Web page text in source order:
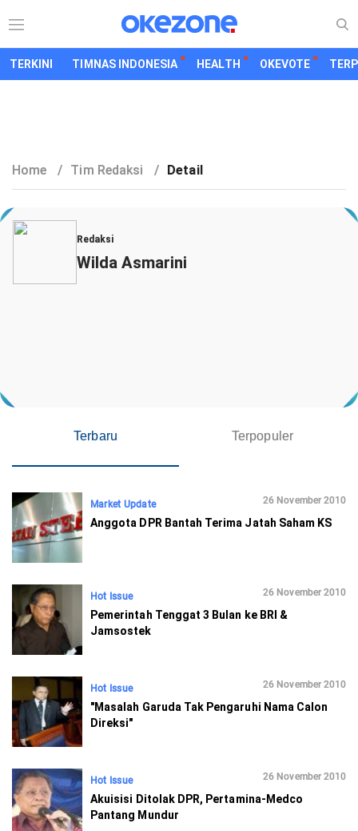
TERKINI TIMNAS INDONESIA HEALTH OKEVOTE
Home / Tim Redaksi / Detail
Redaksi
Wilda Asmarini
Terbaru Terpopuler
Market Update 26 November 2010
Anggota DPR Bantah Terima Jatah Saham KS
Hot Issue 26 November 2010
Pemerintah Tenggat 3 Bulan ke BRI &
Jamsostek
Hot Issue 26 November 2010
"Masalah Garuda Tak Pengaruhi Nama Calon
Direksi"
Hot Issue 26 November 2010
Akuisisi Ditolak DPR, Pertamina-Medco
Pantang Mundur